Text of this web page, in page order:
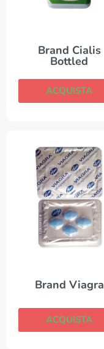
Brand Cialis
Bottled
ACQUISTA
Brand Viagra
ACQUISTA